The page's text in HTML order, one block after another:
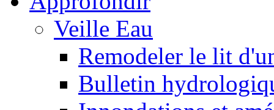
Veille Eau
Remodeler le lit
Bulletin